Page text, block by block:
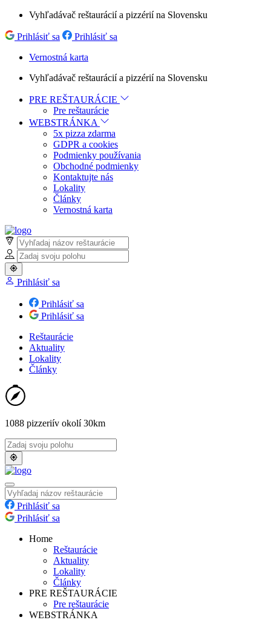
Vyhľadávač reštaurácií a pizzérií na Slovensku
Prihlásiť sa
Prihlásiť sa
Vernostná karta
Vyhľadávač reštaurácií a pizzérií na Slovensku
PRE REŠTAURÁCIE
Pre reštaurácie
WEBSTRÁNKA
5x pizza zdarma
GDPR a cookies
Podmienky používania
Obchodné podmienky
Kontaktujte nás
Lokality
Články
Vernostná karta
Prihlásiť sa
Prihlásiť sa
Prihlásiť sa
Reštaurácie
Aktuality
Lokality
Články
1088 pizzeriív okolí 30km
Prihlásiť sa
Prihlásiť sa
Home
Reštaurácie
Aktuality
Lokality
Články
PRE REŠTAURÁCIE
Pre reštaurácie
WEBSTRÁNKA